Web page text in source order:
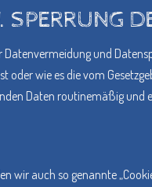
und
oder wie es die vom
Daten routinemäßig
wir auch so genannte